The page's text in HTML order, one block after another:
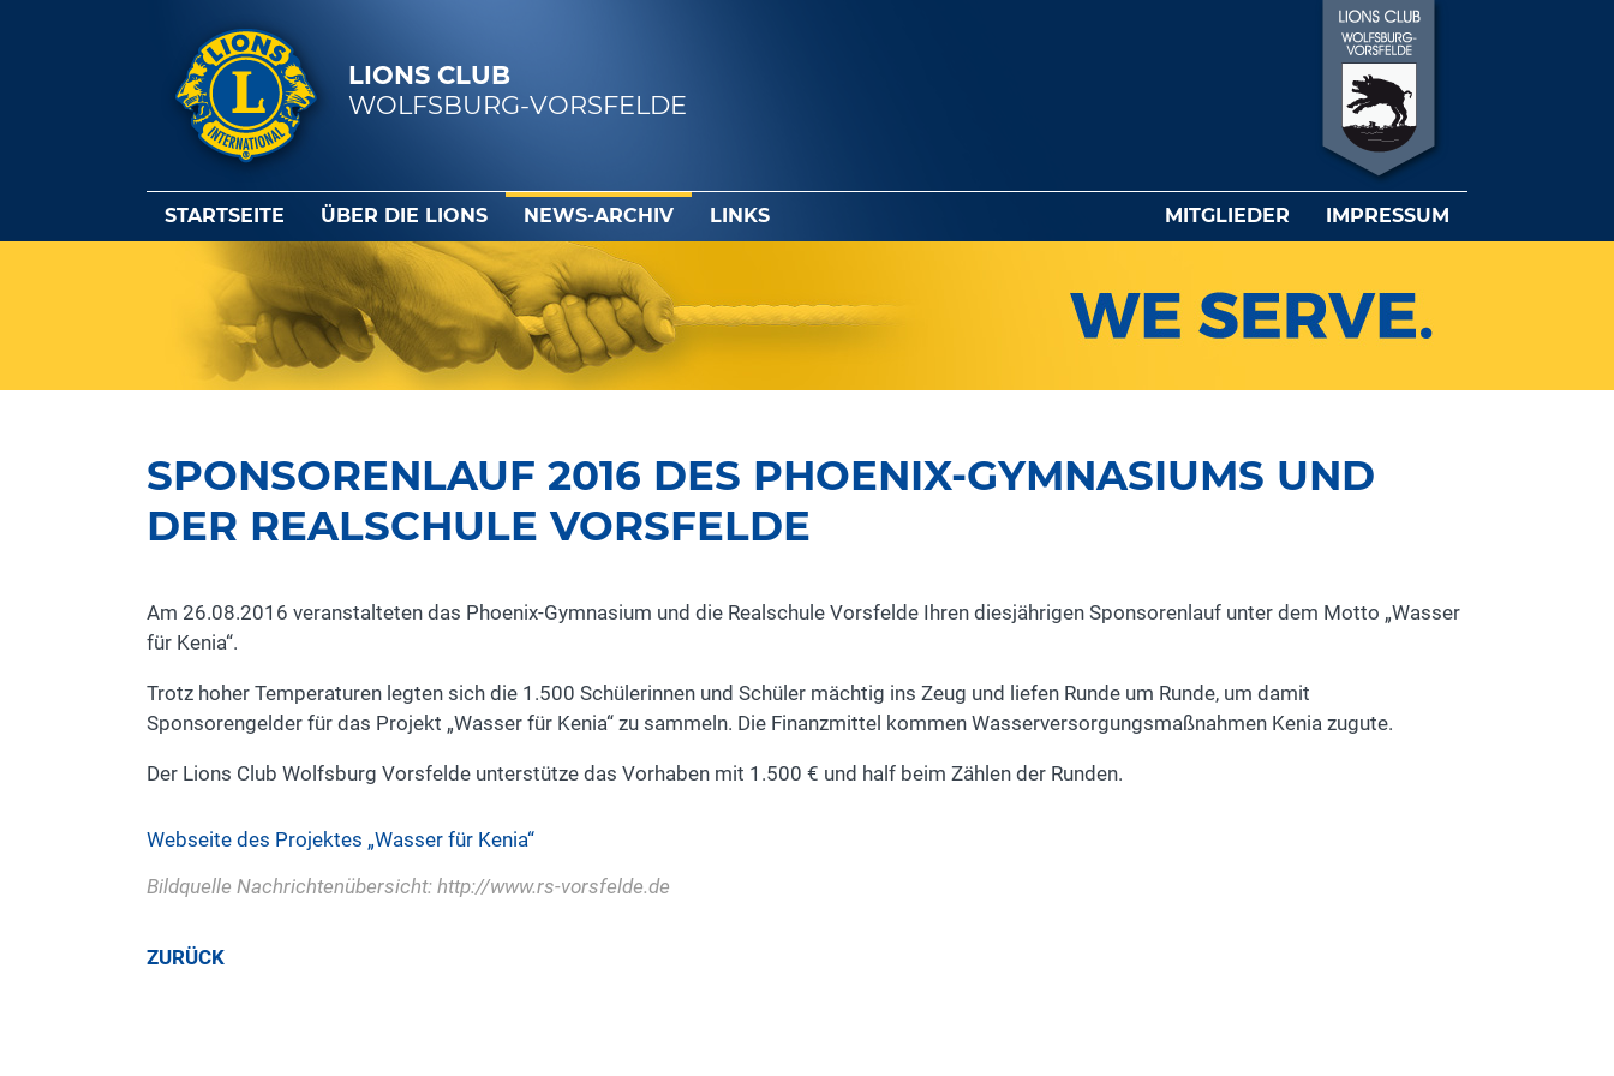
LIONS CLUB
WOLFSBURG-VORSFELDE
STARTSEITE ÜBER DIE LIONS NEWS-ARCHIV LINKS IMPRESSUM
MITGLIEDER
SPONSORENLAUF 2016 DES PHOENIX-GYMNASIUMS UND
DER REALSCHULE VORSFELDE
Am 26.08.2016 veranstalteten das Phoenix-Gymnasium und die Realschule Vorsfelde Ihren diesjährigen Sponsorenlauf unter dem Motto „Wasser
für Kenia“.
Trotz hoher Temperaturen legten sich die 1.500 Schülerinnen und Schüler mächtig ins Zeug und liefen Runde um Runde, um damit
Sponsorengelder für das Projekt „Wasser für Kenia“ zu sammeln. Die Finanzmittel kommen Wasserversorgungsmaßnahmen Kenia zugute.
Der Lions Club Wolfsburg Vorsfelde unterstütze das Vorhaben mit 1.500 € und half beim Zählen der Runden.
Webseite des Projektes „Wasser für Kenia“
Bildquelle Nachrichtenübersicht: http://www.rs-vorsfelde.de
ZURÜCK